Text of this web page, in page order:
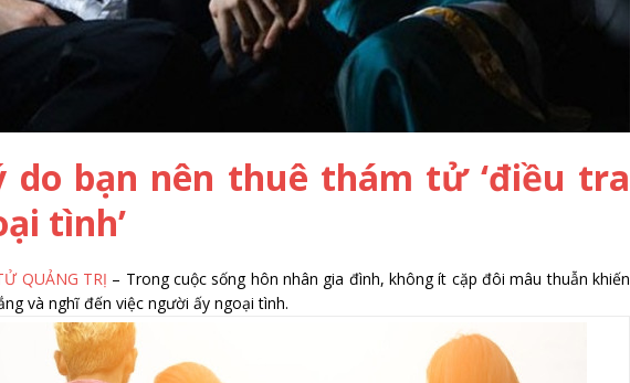
do bạn nên thuê thám tử ‘điều tra
tình’
QUẢNG TRỊ – Trong cuộc sống hôn nhân gia đình, không ít cặp đôi mâu thuẫn khiến
và nghĩ đến việc người ấy ngoại tình.